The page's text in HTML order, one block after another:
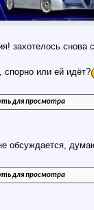
захотелось снова
спорно или ей идёт?
для просмотра
обсуждается,
для просмотра